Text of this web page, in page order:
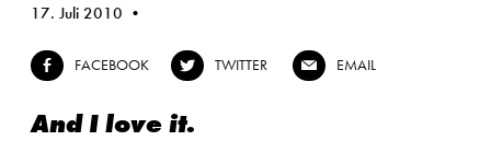
17. Juli 2010
b FACEBOOK a TWITTER @ EMAIL
And I love it.